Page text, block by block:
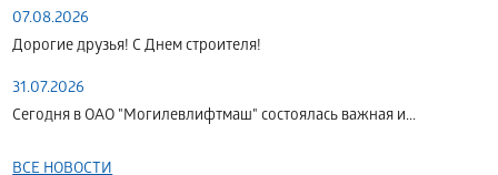
07.08.2026
Дорогие друзья! С Днем строителя!
31.07.2026
Сегодня в ОАО "Могилевлифтмаш" состоялась важная и...
ВСЕ НОВОСТИ